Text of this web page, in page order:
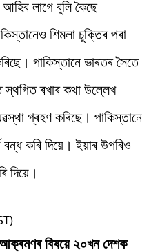
লাগে বুলি কৈছে
শিমলা চুক্তিৰ পৰা
পাকিস্তানে ভাৰতৰ সৈতে
স্থগিত ৰখাৰ কথা উল্লেখ
গ্ৰহণ কৰিছে। পাকিস্তানে
কৰি দিয়ে। ইয়াৰ উপৰিও
দিয়ে।
বিষয়ে ২০খন দেশক